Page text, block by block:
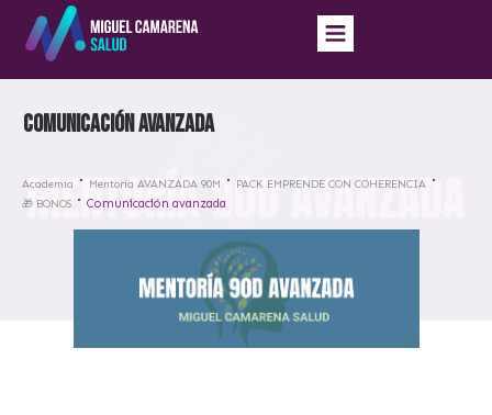
Comunicación avanzada
Academia Mentoría AVANZADA 90M
PACK EMPRENDE CON COHERENCIA
🎁 BONOS
Comunicación avanzada